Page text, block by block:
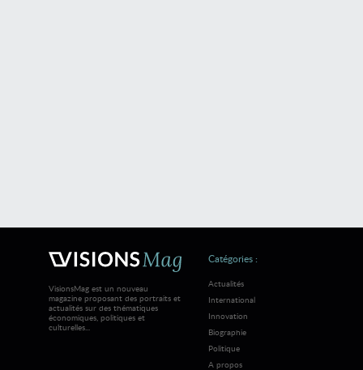
VisionsMag est un nouveau
magazine proposant des portraits et
actualités sur des thématiques
économiques, politiques et
culturelles...
Catégories :
Actualités
International
Innovation
Biographie
Politique
A propos